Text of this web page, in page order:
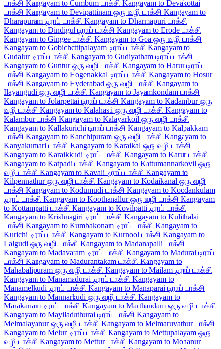
டாக்சி Kangayam to Cumbum டாக்சி Kangayam to Devakottai
டாக்சி Kangayam to Devipattinam ஒரு வழி டாக்சி Kangayam to
Dharapuram டிராப் டாக்சி Kangayam to Dharmapuri டாக்சி
Kangayam to Dindigul டிராப் டாக்சி Kangayam to Erode டாக்சி
Kangayam to Gingee டாக்சி Kangayam to Goa ஒரு வழி டாக்சி
Kangayam to Gobichettipalayam டிராப் டாக்சி Kangayam to
Gudalur டிராப் டாக்சி Kangayam to Gudiyatham டிராப் டாக்சி
Kangayam to Guntur ஒரு வழி டாக்சி Kangayam to Harur டிராப்
டாக்சி Kangayam to Hogenakkal டிராப் டாக்சி Kangayam to Hosur
டாக்சி Kangayam to Hyderabad ஒரு வழி டாக்சி Kangayam to
Ilayangudi ஒரு வழி டாக்சி Kangayam to Jayamkondam டாக்சி
Kangayam to Jolarpettai டிராப் டாக்சி Kangayam to Kadambur ஒரு
வழி டாக்சி Kangayam to Kalahasti ஒரு வழி டாக்சி Kangayam to
Kalambur டாக்சி Kangayam to Kalayarkoil ஒரு வழி டாக்சி
Kangayam to Kallakurichi டிராப் டாக்சி Kangayam to Kalpakkam
டாக்சி Kangayam to Kanchipuram ஒரு வழி டாக்சி Kangayam to
Kanyakumari டாக்சி Kangayam to Karaikal ஒரு வழி டாக்சி
Kangayam to Karaikkudi டிராப் டாக்சி Kangayam to Karur டாக்சி
Kangayam to Katpadi டாக்சி Kangayam to Kattumannarkovil ஒரு
வழி டாக்சி Kangayam to Kavali டிராப் டாக்சி Kangayam to
Kilpennathur ஒரு வழி டாக்சி Kangayam to Kodaikanal ஒரு வழி
டாக்சி Kangayam to Kodumudi டாக்சி Kangayam to Koodankulam
டிராப் டாக்சி Kangayam to Koothanallur ஒரு வழி டாக்சி Kangayam
to Kottampatti டாக்சி Kangayam to Kovilpatti டிராப் டாக்சி
Kangayam to Krishnagiri டிராப் டாக்சி Kangayam to Kulithalai
டாக்சி Kangayam to Kumbakonam டிராப் டாக்சி Kangayam to
Kurichi டிராப் டாக்சி Kangayam to Kurnool டாக்சி Kangayam to
Lalgudi ஒரு வழி டாக்சி Kangayam to Madanapalli டாக்சி
Kangayam to Madavaram டிராப் டாக்சி Kangayam to Madurai டிராப்
டாக்சி Kangayam to Madurantakam டாக்சி Kangayam to
Mahabalipuram ஒரு வழி டாக்சி Kangayam to Mailam டிராப் டாக்சி
Kangayam to Manamadurai டிராப் டாக்சி Kangayam to
Manamelkudi டிராப் டாக்சி Kangayam to Manaparai டிராப் டாக்சி
Kangayam to Mannarkudi ஒரு வழி டாக்சி Kangayam to
Marakanam டிராப் டாக்சி Kangayam to Marthandam ஒரு வழி டாக்சி
Kangayam to Mayiladuthurai டிராப் டாக்சி Kangayam to
Melmalayanur ஒரு வழி டாக்சி Kangayam to Melmaruvathur டாக்சி
Kangayam to Melur டிராப் டாக்சி Kangayam to Mettupalayam ஒரு
வழி டாக்சி Kangayam to Mettur டாக்சி Kangayam to Mohanur